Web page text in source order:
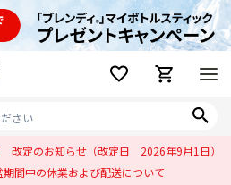
改定のお知らせ（改定日 2026年9月1日）
期間中の休業および配送について